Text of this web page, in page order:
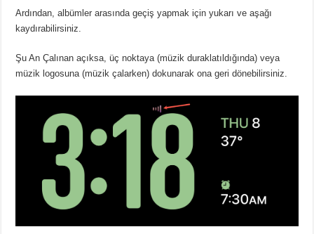
Ardından, albümler arasında geçiş yapmak için yukarı ve aşağı
kaydırabilirsiniz.
Şu An Çalınan açıksa, üç noktaya (müzik duraklatıldığında) veya
müzik logosuna (müzik çalarken) dokunarak ona geri dönebilirsiniz.